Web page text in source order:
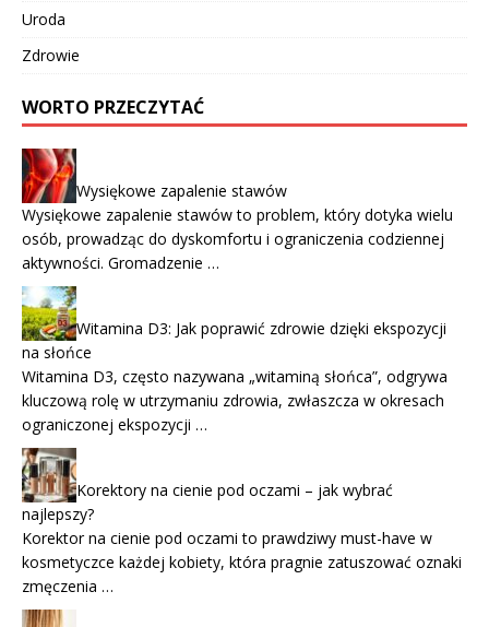
Uroda
Zdrowie
WORTO PRZECZYTAĆ
Wysiękowe zapalenie stawów
Wysiękowe zapalenie stawów to problem, który dotyka wielu
osób, prowadząc do dyskomfortu i ograniczenia codziennej
aktywności. Gromadzenie …
Witamina D3: Jak poprawić zdrowie dzięki ekspozycji
na słońce
Witamina D3, często nazywana „witaminą słońca”, odgrywa
kluczową rolę w utrzymaniu zdrowia, zwłaszcza w okresach
ograniczonej ekspozycji …
Korektory na cienie pod oczami – jak wybrać
najlepszy?
Korektor na cienie pod oczami to prawdziwy must-have w
kosmetyczce każdej kobiety, która pragnie zatuszować oznaki
zmęczenia …